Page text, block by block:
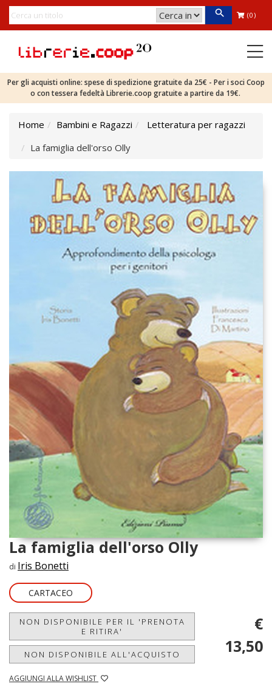
(0)
Per gli acquisti online: spese di spedizione gratuite da 25€ - Per i soci Coop
o con tessera fedeltà Librerie.coop gratuite a partire da 19€.
Home Bambini e Ragazzi
Letteratura per ragazzi
La famiglia dell'orso Olly
La famiglia dell'orso Olly
di Iris Bonetti
CARTACEO
NON DISPONIBILE PER IL 'PRENOTA
E RITIRA'
NON DISPONIBILE ALL'ACQUISTO
AGGIUNGI ALLA WISHLIST
€
13,50